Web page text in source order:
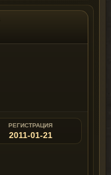
РЕГИСТРАЦИЯ
2011-01-21